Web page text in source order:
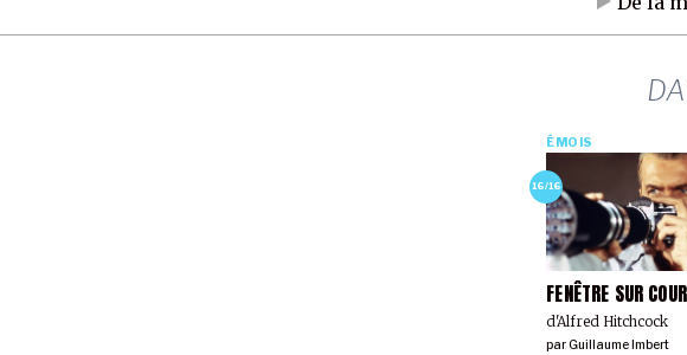
16/16
FENÊTRE SUR COUR
d'Alfred Hitchcock
ÉMOIS
parGuillaume Imbert